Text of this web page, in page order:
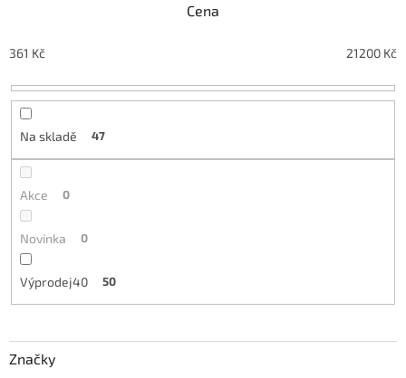
o
u
ů
Cena
361 Kč 21200 Kč
Na skladě 47
Akce 0
Novinka 0
Výprodej40 50
Značky